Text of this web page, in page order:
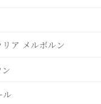
リア メルボルン
ル